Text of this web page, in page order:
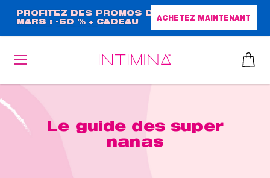
contenu
principal
PROFITEZ DES PROMOS DE
MARS : -50 % + CADEAU
ACHETEZ MAINTENANT
Le guide des super
nanas